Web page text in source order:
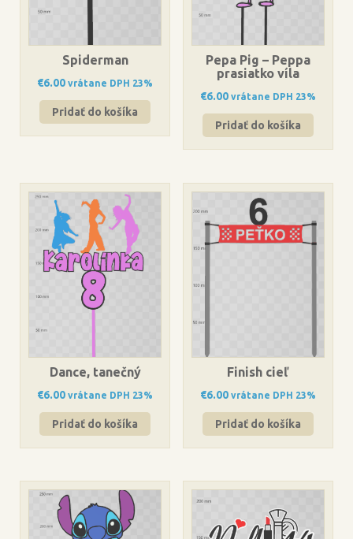
Spiderman
€6.00 vrátane DPH 23%
Pridať do košíka
Pepa Pig – Peppa
prasiatko víla
€6.00 vrátane DPH 23%
Pridať do košíka
Dance, tanečný
€6.00 vrátane DPH 23%
Pridať do košíka
Finish cieľ
€6.00 vrátane DPH 23%
Pridať do košíka